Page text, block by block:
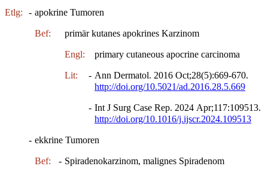
Etlg: - apokrine Tumoren
Bef: primär kutanes apokrines Karzinom
Engl: primary cutaneous apocrine carcinoma
Lit: - Ann Dermatol. 2016 Oct;28(5):669-670.
http://doi.org/10.5021/ad.2016.28.5.669
- Int J Surg Case Rep. 2024 Apr;117:109513.
http://doi.org/10.1016/j.ijscr.2024.109513
- ekkrine Tumoren
Bef: - Spiradenokarzinom, malignes Spiradenom